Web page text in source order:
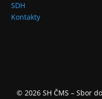
SDH
Kontakty
© 2026 SH ČMS – Sbor